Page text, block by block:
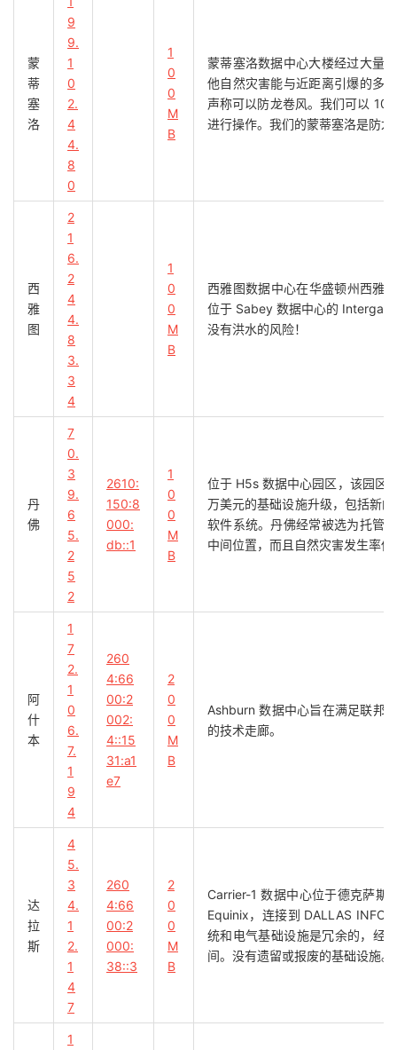
蒙
蒂
塞
洛
9
9.
1
0
2.
4
4.
8
0
1
0
0
M
B
蒙蒂塞洛数据中心大楼经过大量
他自然灾害能与近距离引爆的多
声称可以防龙卷风。我们可以
进行操作。我们的蒙蒂塞洛是防
西
雅
图
2
1
6.
2
4
4.
8
3.
3
4
1
0
0
M
B
西雅图数据中心在华盛顿州西雅
位于 Sabey 数据中心的
没有洪水的风险！
丹
佛
7
0.
3
9.
6
5.
2
5
2
2610:
150:8
000:
db::1
1
0
0
M
B
位于 H5s 数据中心园区，该园区
万美元的基础设施升级，包括新
软件系统。丹佛经常被选为托管
中间位置，而且自然灾害发生率低
阿
什
本
1
7
2.
1
0
6.
7.
1
9
4
260
4:66
00:2
002:
4::15
31:a1
e7
2
0
0
M
B
Ashburn 数据中心旨在满足联邦
的技术走廊。
达
拉
斯
4
5.
3
4.
1
2.
1
4
7
260
4:66
00:2
000:
38::3
2
0
0
M
B
Carrier-1 数据中心位于德克萨斯
Equinix，连接到 DALLAS
统和电气基础设施是冗余的，经
间。没有遗留或报废的基础设施。
1